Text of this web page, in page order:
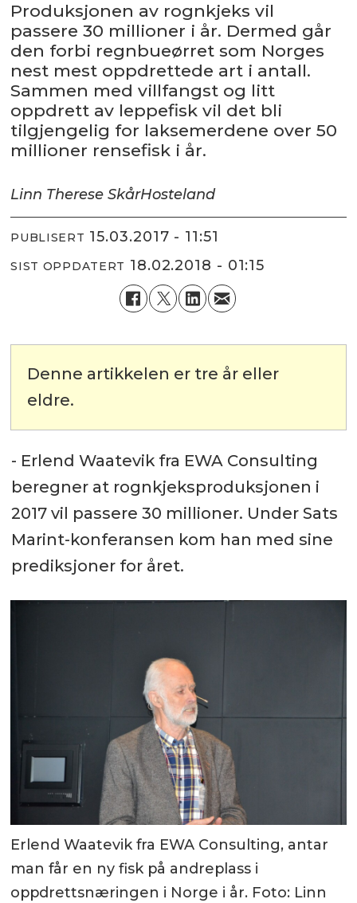
Produksjonen av rognkjeks vil
passere 30 millioner i år. Dermed går
den forbi regnbueørret som Norges
nest mest oppdrettede art i antall.
Sammen med villfangst og litt
oppdrett av leppefisk vil det bli
tilgjengelig for laksemerdene over 50
millioner rensefisk i år.
Linn Therese SkårHosteland
PUBLISERT 15.03.2017 - 11:51
SIST OPPDATERT 18.02.2018 - 01:15
Denne artikkelen er tre år eller
eldre.
- Erlend Waatevik fra EWA Consulting
beregner at rognkjeksproduksjonen i
2017 vil passere 30 millioner. Under Sats
Marint-konferansen kom han med sine
prediksjoner for året.
Erlend Waatevik fra EWA Consulting, antar
man får en ny fisk på andreplass i
oppdrettsnæringen i Norge i år. Foto: Linn